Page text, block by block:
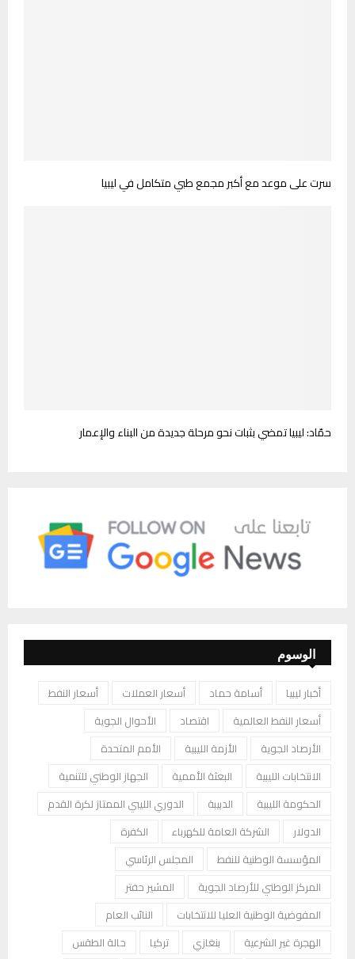
سرت على موعد مع أكبر مجمع طبي متكامل في ليبيا
حمّاد: ليبيا تمضي بثبات نحو مرحلة جديدة من البناء والإعمار
الوسوم
أخبار ليبيا أسامة حماد أسعار العملات
أسعار النفط
أسعار النفط العالمية
اقتصاد
الأحوال الجوية
الأرصاد الجوية
الأزمة الليبية
الأمم المتحدة
الانتخابات الليبية
البعثة الأممية
الجهاز الوطني للتنمية
الحكومة الليبية
الدبيبة
الدوري الليبي الممتاز لكرة القدم
الدولار
الشركة العامة للكهرباء
الكفرة
المؤسسة الوطنية للنفط
المجلس الرئاسي
المركز الوطني للأرصاد الجوية
المشير حفتر
المفوضية الوطنية العليا للانتخابات
النائب العام
الهجرة غير الشرعية
بنغازي تركيا
حالة الطقس